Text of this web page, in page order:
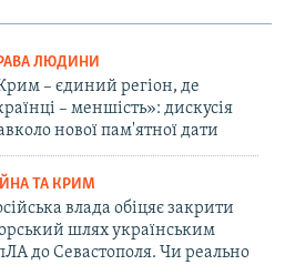
ЛЮДИНИ
– єдиний регіон, де
– меншість»: дискусія
нової пам'ятної дати
ТА КРИМ
влада обіцяє закрити
шлях українським
до Севастополя. Чи реально